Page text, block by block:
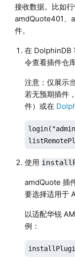
接收数据。比如
amdQuote401、
件。
在 DolphinDB
令查看插件仓
注意：仅展示
若无预期插件
件）或在
使用
amdQuote 插
要选择适用于
以适配华锐
例：